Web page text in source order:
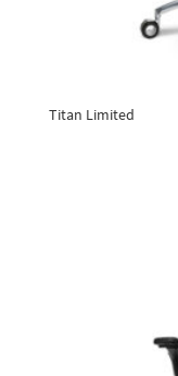
Titan Limited